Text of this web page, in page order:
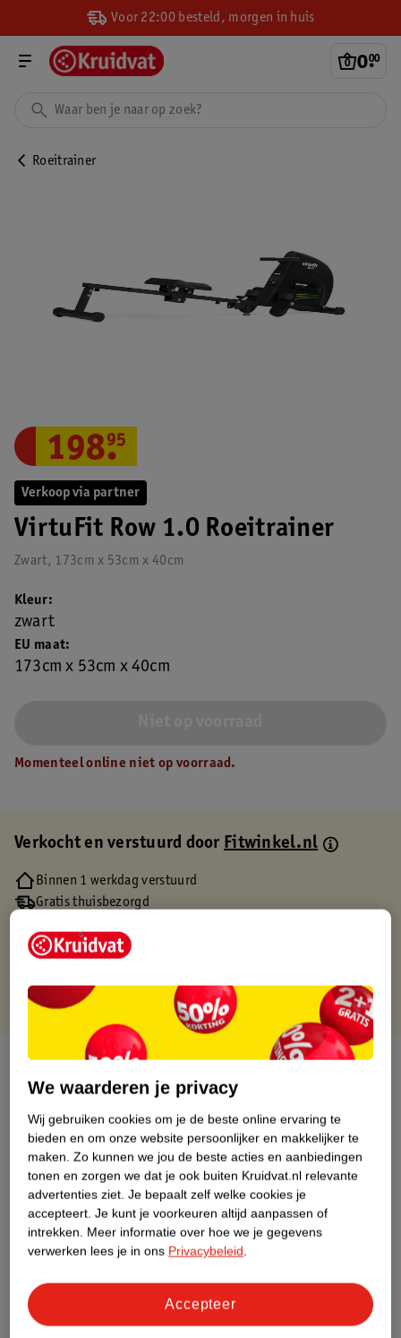
Voor 22:00 besteld, morgen in huis
0.
00
Roeitrainer
Verkoop via partner
VirtuFit Row 1.0 Roeitrainer
Zwart, 173cm x 53cm x 40cm
198.
95
EU maat
173cm x 53cm x 40cm
Kleur
zwart
Momenteel online niet op voorraad.
Verkocht en verstuurd doorFitwinkel.nl
Binnen 1 werkdag verstuurd
Gratis thuisbezorgd
Gratis punten met je Kruidvat kaart
Over dit product
Etiketinformatie
Nature Impact Score
Dit product heeft (nog) geen Nature
Impact Score.
We waarderen je privacy
Wij gebruiken cookies om je de beste online ervaring te
bieden en om onze website persoonlijker en makkelijker te
maken. Zo kunnen we jou de beste acties en aanbiedingen
tonen en zorgen we dat je ook buiten Kruidvat.nl relevante
advertenties ziet. Je bepaalt zelf welke cookies je
accepteert. Je kunt je voorkeuren altijd aanpassen of
intrekken. Meer informatie over hoe we je gegevens
verwerken lees je in ons Privacybeleid.
Accepteer